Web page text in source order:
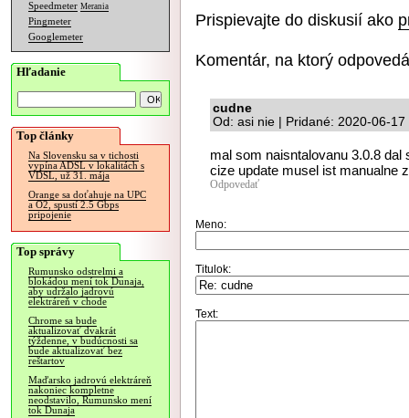
Speedmeter Merania
Pingmeter
Googlemeter
Hľadanie
Top články
Na Slovensku sa v tichosti
vypína ADSL v lokalitách s
VDSL, už 31. mája
Orange sa doťahuje na UPC
a O2, spustí 2.5 Gbps
pripojenie
Top správy
Rumunsko odstrelmi a
blokádou mení tok Dunaja,
aby udržalo jadrovú
elektráreň v chode
Chrome sa bude
aktualizovať dvakrát
týždenne, v budúcnosti sa
bude aktualizovať bez
reštartov
Maďarsko jadrovú elektráreň
nakoniec kompletne
neodstavilo, Rumunsko mení
tok Dunaja
Prispievajte do diskusií ako
Komentár, na ktorý
cudne
Od: asi nie | Pridané: 2020-06-17
mal som naisntalovanu 3.0.8
cize update musel ist manualne
Odpovedať
Meno:
Titulok:
Text: